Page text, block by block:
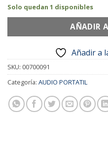
Solo quedan 1 disponibles
AÑADIR
Añadir a
SKU: 00700091
Categoría: AUDIO PORTATIL